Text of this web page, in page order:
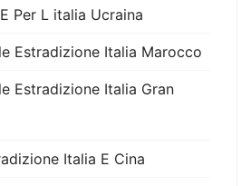
Per L italia Ucraina
Estradizione Italia Marocco
Estradizione Italia Gran
Italia E Cina